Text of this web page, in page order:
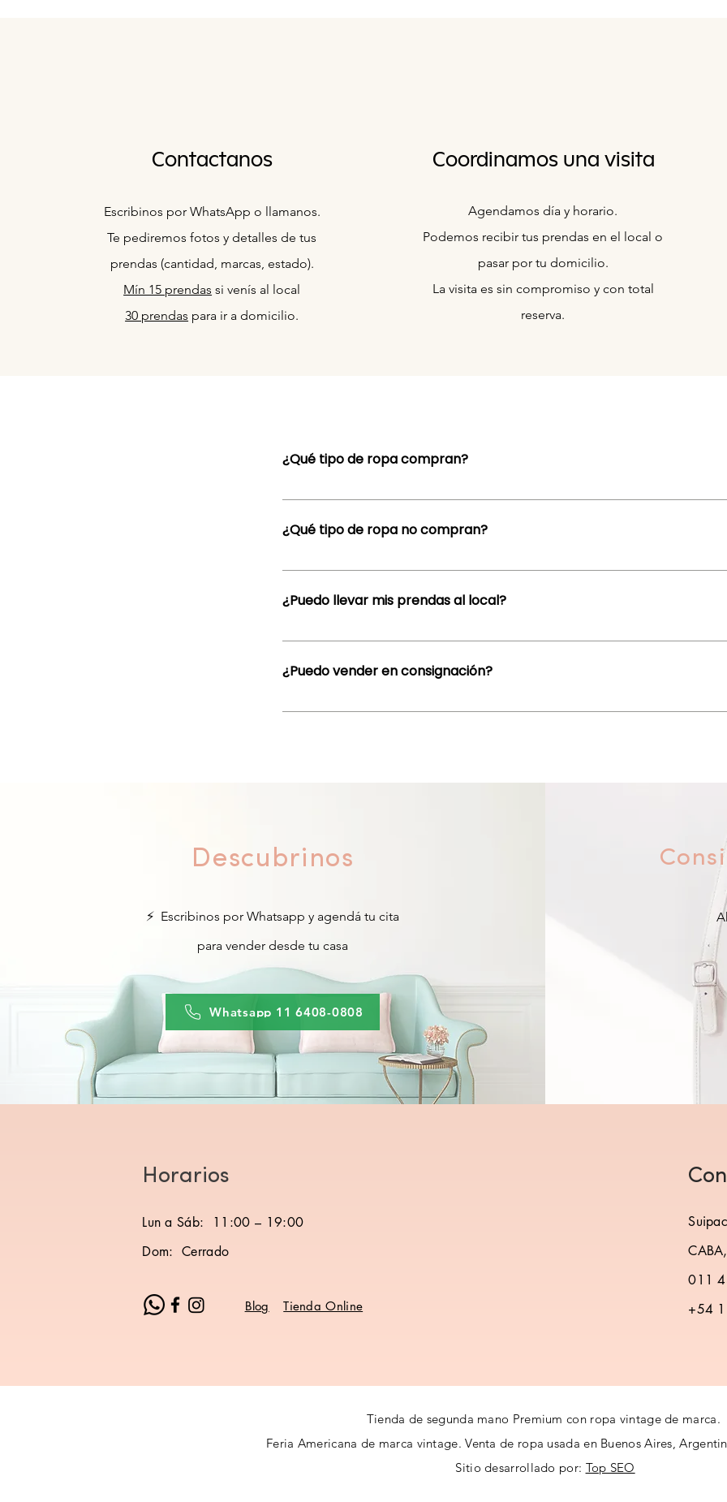
Contactanos
Escribinos por WhatsApp o llamanos.
Te pediremos fotos y detalles de tus
prendas (cantidad, marcas, estado).
Mín 15 prendas si venís al local
30 prendas para ir a domicilio.
Coordinamos una visita
Agendamos día y horario.
Podemos recibir tus prendas en el local o
pasar por tu domicilio.
La visita es sin compromiso y con total
reserva.
¿Qué tipo de ropa compran?
Estamos comprando prendas y accesorios de marcas reconocidas, tanto
especialmente las prendas de lujo.
¿Qué tipo de ropa no compran?
Vestidos de fiesta · Trajes · Ropa de niños · Prendas modificadas
¿Puedo llevar mis prendas al local?
Sí tenés 15 prendas o más, podés acercarlas a nuestro local. Escribinos por
evaluamos en el momento. Cotizamos y pagamos en efectivo o por
¿Puedo vender en consignación?
Recibimos carteras y bolsos de marcas de lujo. Ofrecemos hasta el 70% del
Descubrinos
⚡ Escribinos por Whatsapp y agendá tu cita
para vender desde tu casa
Whatsapp 11 6408-0808
Horarios
Lun a Sáb: 11:00 – 19:00
Dom: Cerrado
Blog Tienda Online
011
+54
Tienda de segunda mano Premium con ropa vintage de marca.
Feria Americana de marca vintage.Venta de ropa usada en Buenos Aires,
Sitio desarrollado por: Top SEO